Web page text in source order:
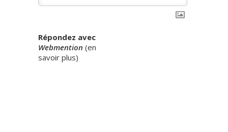
Répondez avec
Webmention (en
savoir plus)